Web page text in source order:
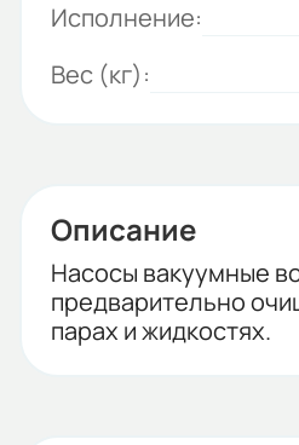
Исполнение:
Вес (кг):
Описание
Насосы вакуумные
предварительно
парах и жидкостях.